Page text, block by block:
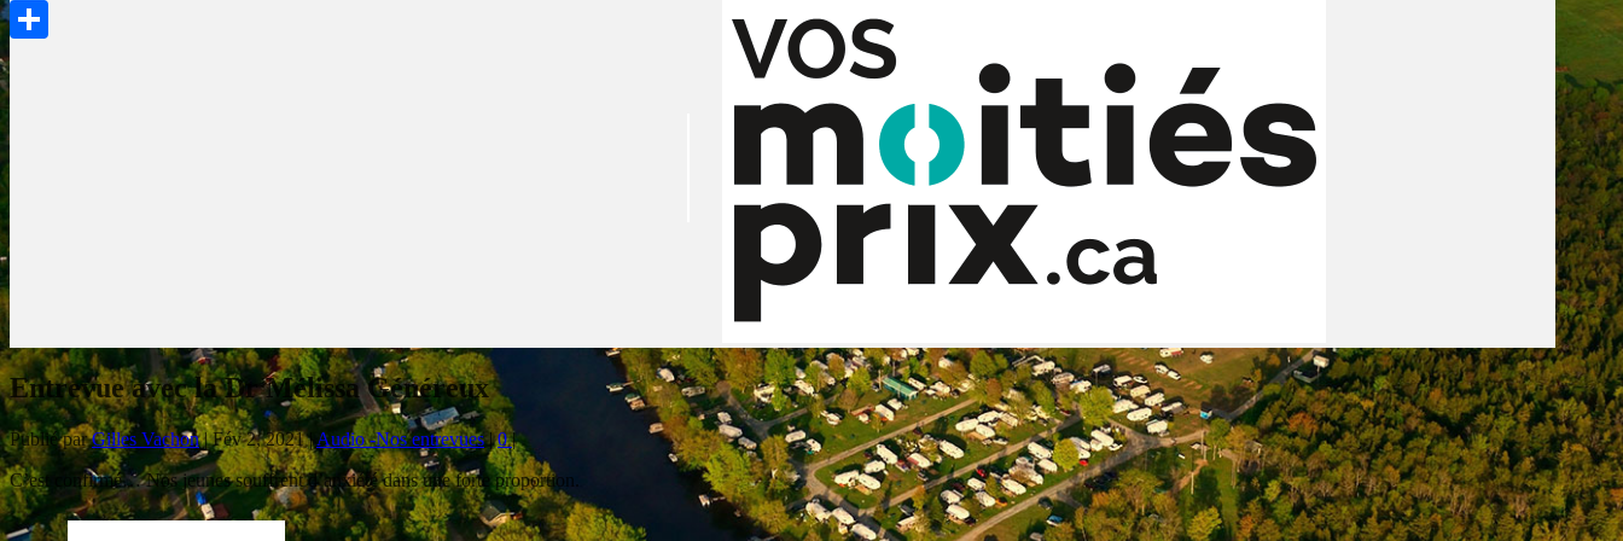
Entrevue avec la Dr Mélissa Généreux
Publié parGilles Vachon|Fév 2, 2021| Audio -Nos entrevues|0|
C’est confirmé… Nos jeunes souffrent d’anxiété dans une forte proportion.
PrintFriendly